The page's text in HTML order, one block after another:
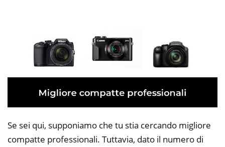
Se sei qui, supponiamo che tu stia cercando migliore
compatte professionali. Tuttavia, dato il numero di